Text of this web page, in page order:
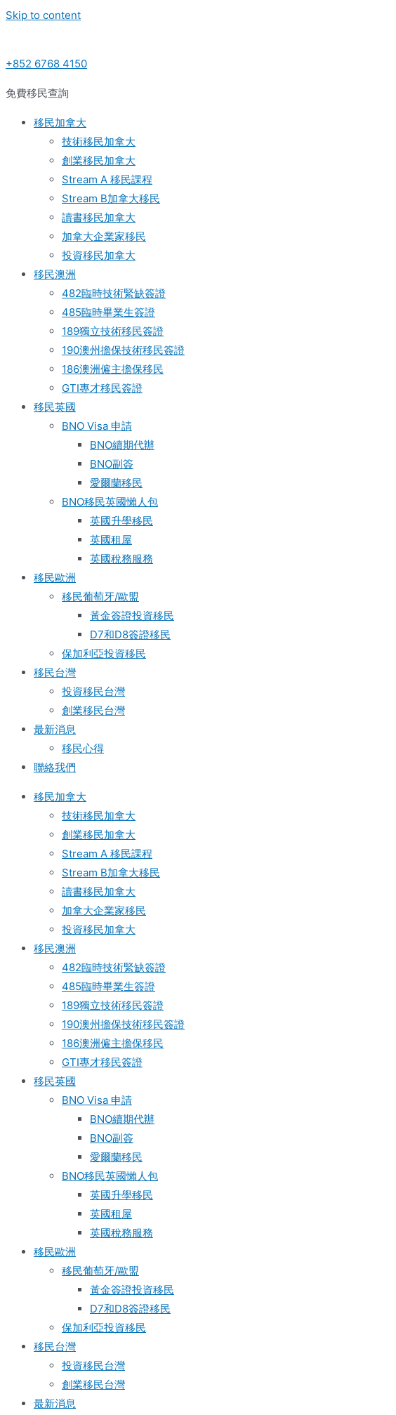
Skip to content
+852 6768 4150
免費移民查詢
移民加拿大
技術移民加拿大
創業移民加拿大
Stream A 移民課程
Stream B加拿大移民
讀書移民加拿大
加拿大企業家移民
投資移民加拿大
移民澳洲
482臨時技術緊缺簽證
485臨時畢業生簽證
189獨立技術移民簽證
190澳州擔保技術移民簽證
186澳洲僱主擔保移民
GTI專才移民簽證
移民英國
BNO Visa 申請
BNO續期代辦
BNO副簽
愛爾蘭移民
BNO移民英國懶人包
英國升學移民
英國租屋
英國稅務服務​
移民歐洲
移民葡萄牙/歐盟
黃金簽證投資移民
D7和D8簽證移民
保加利亞投資移民
移民台灣
投資移民台灣
創業移民台灣
最新消息
移民心得
聯絡我們
移民加拿大
技術移民加拿大
創業移民加拿大
Stream A 移民課程
Stream B加拿大移民
讀書移民加拿大
加拿大企業家移民
投資移民加拿大
移民澳洲
482臨時技術緊缺簽證
485臨時畢業生簽證
189獨立技術移民簽證
190澳州擔保技術移民簽證
186澳洲僱主擔保移民
GTI專才移民簽證
移民英國
BNO Visa 申請
BNO續期代辦
BNO副簽
愛爾蘭移民
BNO移民英國懶人包
英國升學移民
英國租屋
英國稅務服務​
移民歐洲
移民葡萄牙/歐盟
黃金簽證投資移民
D7和D8簽證移民
保加利亞投資移民
移民台灣
投資移民台灣
創業移民台灣
最新消息